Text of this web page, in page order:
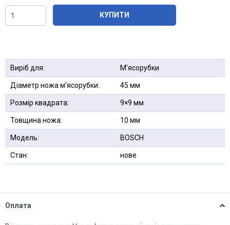
КУПИТИ
Виріб для: М'ясорубки
Діаметр ножа м'ясорубки: 45 мм
Розмір квадрата: 9×9 мм
Товщина ножа: 10 мм
Модель: BOSCH
Стан: нове
Оплата